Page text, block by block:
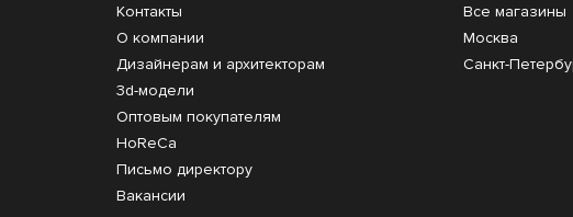
Контакты
О компании
Дизайнерам и архитекторам
3d-модели
Оптовым покупателям
HoReCa
Письмо директору
Вакансии
Все магазины
Москва
Санкт-